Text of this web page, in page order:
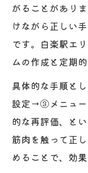
がることがあり
けながら正しい
です。白楽駅エ
ムの作成と定期
具体的な手順と
設定→③メニュ
的な再評価、と
筋肉を触って正
めることで、効